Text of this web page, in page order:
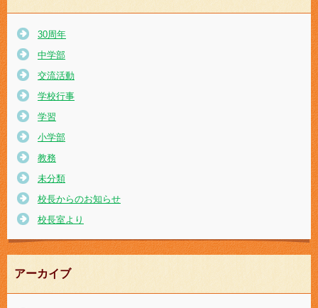
30周年
中学部
交流活動
学校行事
学習
小学部
教務
未分類
校長からのお知らせ
校長室より
アーカイブ